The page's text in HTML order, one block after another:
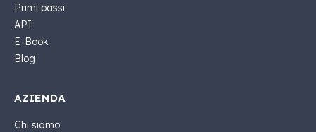
Primi passi
API
E-Book
Blog
AZIENDA
Chi siamo